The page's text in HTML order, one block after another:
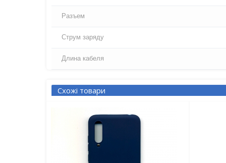
Разъем
Струм заряду
Длина кабеля
Схожі товари